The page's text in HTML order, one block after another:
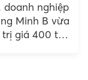
doanh nghiệp
Minh B vừa
trị giá 400 tỷ